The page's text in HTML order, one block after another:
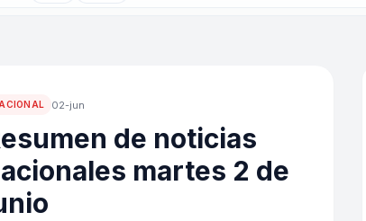
02-jun
de noticias
martes 2 de